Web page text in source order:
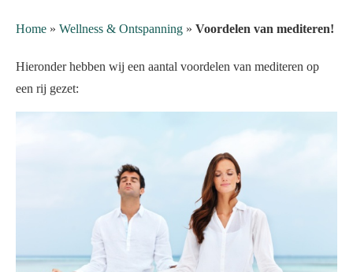
Home » Wellness & Ontspanning » Voordelen van mediteren!
Hieronder hebben wij een aantal voordelen van mediteren op
een rij gezet: